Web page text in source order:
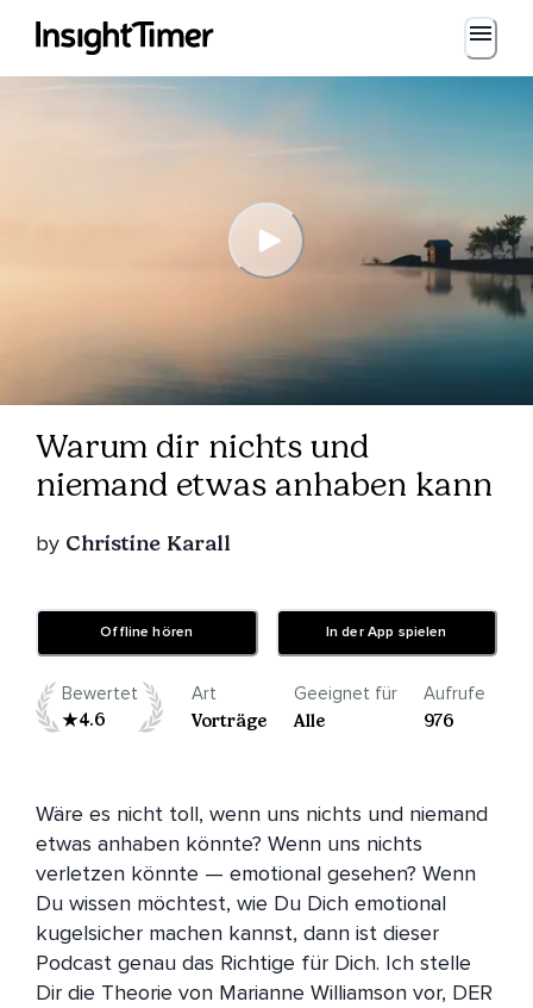
Warum dir nichts und
niemand etwas anhaben kann
by Christine Karall
Offline hören In der App spielen
Bewertet
4.6
Art
Vorträge
Geeignet für
Alle
Aufrufe
976
Wäre es nicht toll, wenn uns nichts und niemand
etwas anhaben könnte? Wenn uns nichts
verletzen könnte — emotional gesehen? Wenn
Du wissen möchtest, wie Du Dich emotional
kugelsicher machen kannst, dann ist dieser
Podcast genau das Richtige für Dich. Ich stelle
Dir die Theorie von Marianne Williamson vor, DER